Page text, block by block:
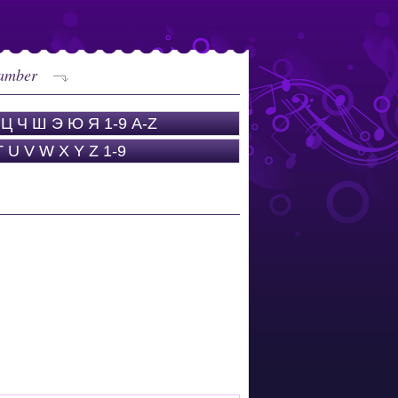
Ц Ч Ш Э Ю Я 1-9 A-Z
U V W X Y Z 1-9